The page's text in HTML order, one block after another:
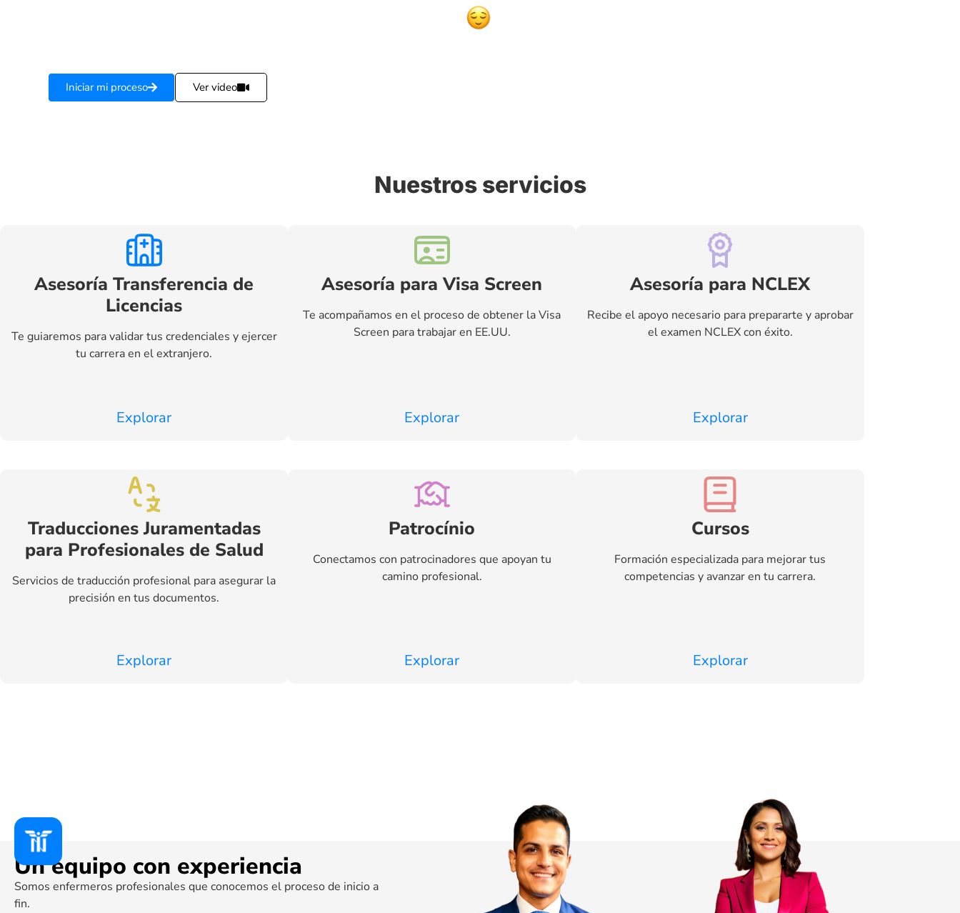
Iniciar mi proceso Ver video
Nuestros servicios
Asesoría Transferencia de
Licencias
Te guiaremos para validar tus credenciales y ejercer
tu carrera en el extranjero.
Explorar
Asesoría para Visa Screen
Te acompañamos en el proceso de obtener la Visa
Screen para trabajar en EE.UU.
Explorar
Asesoría para NCLEX
Recibe el apoyo necesario para prepararte y aprobar
el examen NCLEX con éxito.
Explorar
Traducciones Juramentadas
para Profesionales de Salud
Servicios de traducción profesional para asegurar la
precisión en tus documentos.
Explorar
Patrocínio
Conectamos con patrocinadores que apoyan tu
camino profesional.
Explorar
Cursos
Formación especializada para mejorar tus
competencias y avanzar en tu carrera.
Explorar
Un equipo con experiencia
Somos enfermeros profesionales que conocemos el proceso de inicio a
fin.